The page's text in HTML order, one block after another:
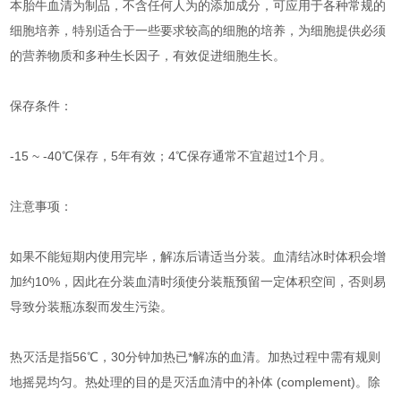
本胎牛血清为制品，不含任何人为的添加成分，可应用于各种常规的
细胞培养，特别适合于一些要求较高的细胞的培养，为细胞提供必须
的营养物质和多种生长因子，有效促进细胞生长。
保存条件：
-15 ~ -40℃保存，5年有效；4℃保存通常不宜超过1个月。
注意事项：
如果不能短期内使用完毕，解冻后请适当分装。血清结冰时体积会增
加约10%，因此在分装血清时须使分装瓶预留一定体积空间，否则易
导致分装瓶冻裂而发生污染。
热灭活是指56℃，30分钟加热已*解冻的血清。加热过程中需有规则
地摇晃均匀。热处理的目的是灭活血清中的补体 (complement)。除